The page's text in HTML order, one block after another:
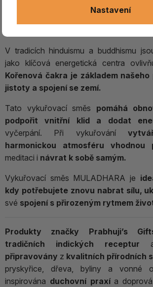
určené pro harmonizaci první,
V tradicích hinduismu a buddhismu
jako klíčová energetická centra
Kořenová čakra je základem
jistoty a spojení se zemí.
Tato vykuřovací směs pomáhá
podpořit vnitřní klid a dodat
vyčerpání. Při vykuřování
harmonickou atmosféru vhodnou
meditaci i návrat k sobě samým.
Vykuřovací směs MULADHARA je
kdy potřebujete znovu nabrat sílu,
své spojení s přirozeným rytmem
Produkty značky Prabhuji’s
tradičních indických receptur
připravovány z kvalitních přírodních
pryskyřice, dřeva, byliny a vonné
inspirována duchovní praxía
Nastavení